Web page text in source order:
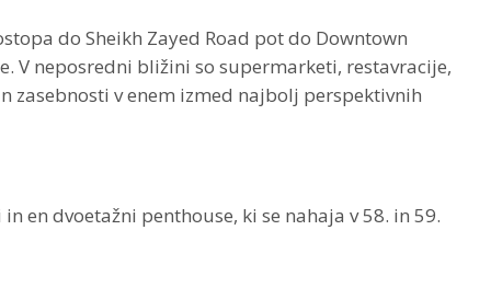
do Sheikh Zayed Road pot do Downtown
V neposredni bližini so supermarketi, restavracije,
zasebnosti v enem izmed najbolj perspektivnih
en dvoetažni penthouse, ki se nahaja v 58. in 59.